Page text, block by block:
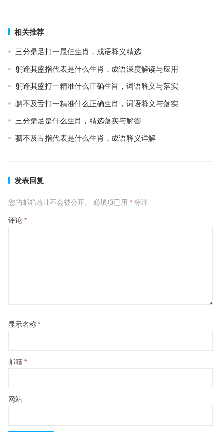
相关推荐
三分鼎足打一最佳生肖，成语释义精选
躬逢其盛指代表是什么生肖，成语深度解读与应用
躬逢其盛打一精准什么正确生肖，词语释义与落实
驷不及舌打一精准什么正确生肖，词语释义与落实
三分鼎足是什么生肖，精选落实与解答
驷不及舌指代表是什么生肖，成语释义详解
发表回复
您的邮箱地址不会被公开。 必填项已用 *标注
评论 *
显示名称 *
邮箱 *
网站